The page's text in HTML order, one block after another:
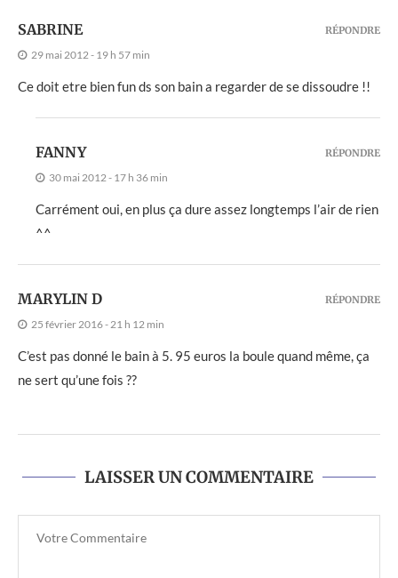
SABRINE
29 mai 2012 - 19 h 57 min
Ce doit etre bien fun ds son bain a regarder de se dissoudre !!
RÉPONDRE
FANNY
30 mai 2012 - 17 h 36 min
Carrément oui, en plus ça dure assez longtemps l’air de rien
^^
RÉPONDRE
MARYLIN D
25 février 2016 - 21 h 12 min
C’est pas donné le bain à 5. 95 euros la boule quand même, ça
ne sert qu’une fois ??
RÉPONDRE
LAISSER UN COMMENTAIRE